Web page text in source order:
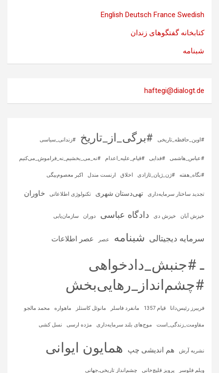
English Deutsch France Swedish
کتابخانه گفتگوهای زندان
شبنامه
haftegi@dialogt.de
#اوین_حافظه_تاریخی #برگی_از_تاریخ #زندانی_سیاسی
#عباس_هاشمی #فدایی #قیام_علیه_اعدام #نه_می_بخشیم_نه_فراموش_می‌کنیم
#نگاه_هفته #ژن_ژیان_ئازادی اخلاق ارنست مندل اکبر معصوم‌بیگی
تجدید ساختار سرمایه‌داری تهی‌دستان شهری تکنولوژی اطلاعاتی خاوران
خیزش آبان خیزش دی دادگاه عباسی دوران سازمان‌یابی
سرمایه‌ دیجیتالی شبنامه عصر عصر اطلاعات
ـ #جنبش_دادخواهی
#چشم‌انداز_رهایی‌بخش
فریبرز رئیس‌دانا قیام 1357 مانفرد فاسلر مانوئل کاستلز ماهواره‌ محمد مالجو
مقاومت_زندگی_است موج‌های بلند سرمایه‌داری مژده ارسی نسل کشی
نشریه آرش هم اندیشی چپ همایون ایوانی
ویلم فلوسر پرویز قلیچ‌خانی چشم‌انداز تاریخی‌ـ‌جهانی